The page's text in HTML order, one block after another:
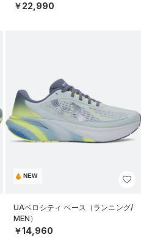
￥22,990
NEW
UAベロシティ ペース（ランニング/
MEN）
￥14,960